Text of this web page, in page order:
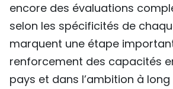
encore des évaluations
selon les spécificités de
marquent une étape
renforcement des capacités
pays et dans l’ambition à